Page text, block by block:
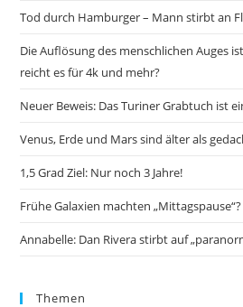
Tod durch Hamburger – Mann stirbt an
Die Auflösung des menschlichen Auges
reicht es für 4k und mehr?
Neuer Beweis: Das Turiner Grabtuch ist
Venus, Erde und Mars sind älter als
1,5 Grad Ziel: Nur noch 3 Jahre!
Frühe Galaxien machten „Mittagspause“?
Annabelle: Dan Rivera stirbt auf
Themen